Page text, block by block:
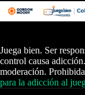
Juega bien. Ser
control causa
moderación.
para la adicción al